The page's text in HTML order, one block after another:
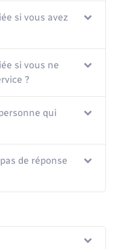
si vous avez
si vous ne
?
qui
de réponse